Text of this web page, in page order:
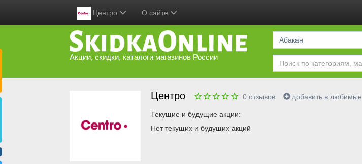
Центро О сайте
Акции, скидки, каталоги магазинов России
Абакан
Центро 0отзывов добавить в любимые
Текущие и будущие акции:
Нет текущих и будущих акций